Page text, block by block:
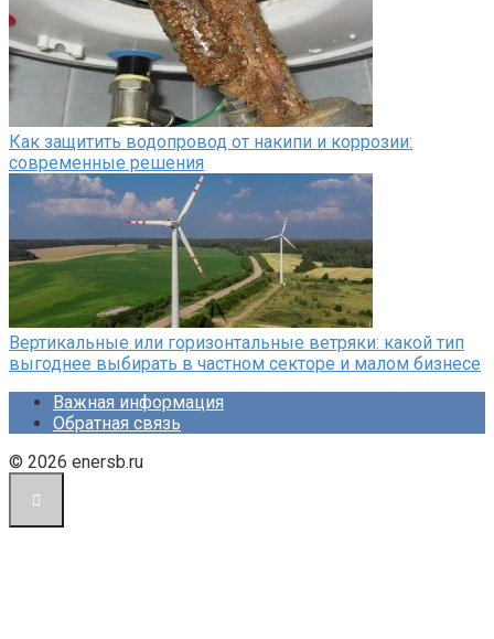
Как защитить водопровод от накипи и коррозии:
современные решения
Вертикальные или горизонтальные ветряки: какой тип
выгоднее выбирать в частном секторе и малом бизнесе
Важная информация
Обратная связь
© 2026 enersb.ru